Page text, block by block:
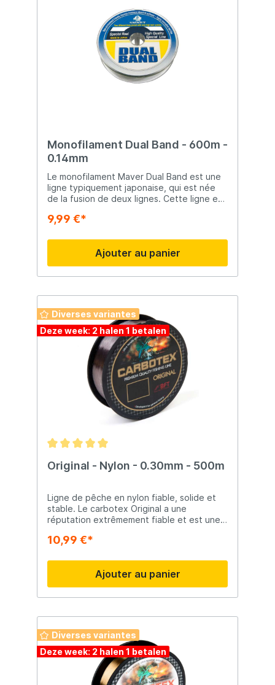
Monofilament Dual Band - 600m -
0.14mm
Le monofilament Maver Dual Band est une
ligne typiquement japonaise, qui est née
de la fusion de deux lignes. Cette ligne est
rend très résistante à l'abrasion. Cette
Très adapté à la pêche de la carpe.
9,99 €*
Ajouter au panier
Diverses variantes
Deze week: 2 halen 1 betalen
Original - Nylon - 0.30mm - 500m
Ligne de pêche en nylon fiable, solide et
stable. Le carbotex Original a une
réputation extrêmement fiable et est une
d'allongement relatif. Original Résistant aux
pour l'eau douce et l'eau de mer
Camouflage grâce à la couleur sombre
Force de traction élevée Ligne de pêche
en nylon très abordable, mais avec une
Cette ligne polyvalente convient à de
multiples pêches et présente d'excellentes
caractéristiques de lancer. Une bonne ligne
pour un très bon prix !
10,99 €*
Ajouter au panier
Diverses variantes
Deze week: 2 halen 1 betalen